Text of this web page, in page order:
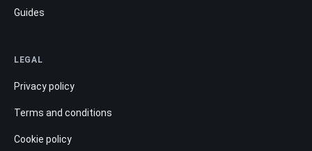
Guides
LEGAL
Privacy policy
Terms and conditions
Cookie policy